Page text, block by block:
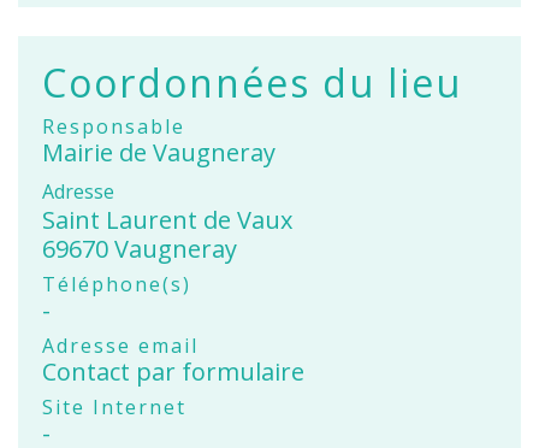
Coordonnées du lieu
Responsable
Mairie de Vaugneray
Adresse
Saint Laurent de Vaux
69670 Vaugneray
Téléphone(s)
-
Adresse email
Contact par formulaire
Site Internet
-